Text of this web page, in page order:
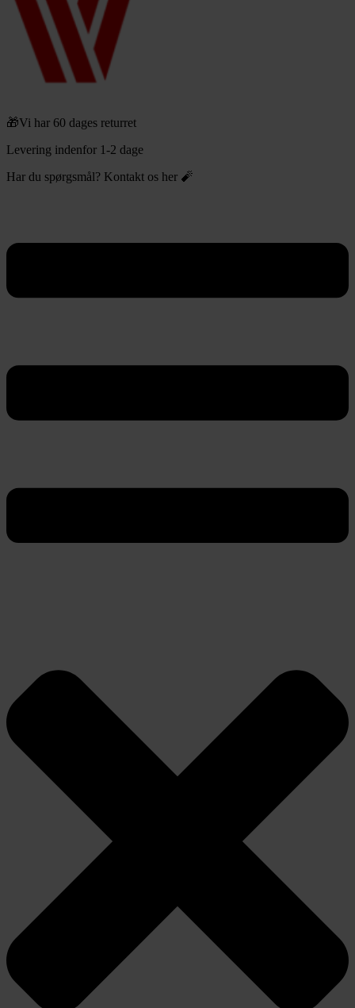
🎁Vi har 60 dages returret
Levering indenfor 1-2 dage
Har du spørgsmål? Kontakt os her 🧨